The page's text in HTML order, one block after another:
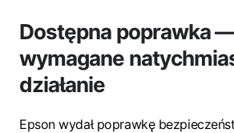
Dostępna poprawka
wymagane
działanie
Epson wydał poprawkę